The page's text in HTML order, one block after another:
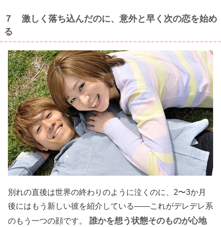
７ 激しく落ち込んだのに、意外と早く次の恋を始め
る
別れの直後は世界の終わりのように泣くのに、2〜3か月
後にはもう新しい彼を紹介している——これがデレデレ系
のもう一つの顔です。
誰かを想う状態そのものが心地